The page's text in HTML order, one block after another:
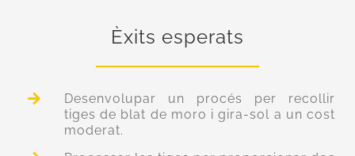
Èxits esperats
Desenvolupar un procés per recollir
tiges de blat de moro i gira-sol a un cost
moderat.